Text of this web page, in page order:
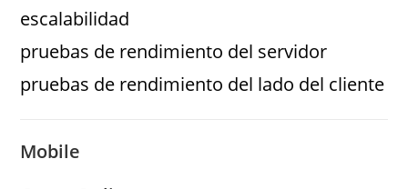
escalabilidad
pruebas de rendimiento del servidor
pruebas de rendimiento del lado del cliente
Mobile